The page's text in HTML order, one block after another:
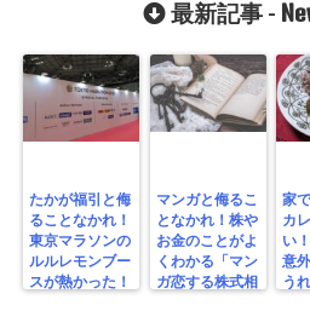
ルの強制収容所
を逃れて」
か
最新記事 -
たかが福引と侮
ることなかれ！
東京マラソンの
ルルレモンブー
スが熱かった！
マンガと侮るこ
となかれ！株や
お金のことがよ
くわかる「マン
ガ恋する株式相
家
カ
い
意
う